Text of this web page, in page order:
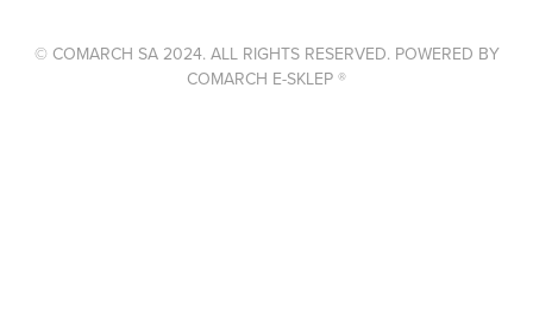
© COMARCH SA 2024. ALL RIGHTS RESERVED. POWERED BY
COMARCH E-SKLEP®